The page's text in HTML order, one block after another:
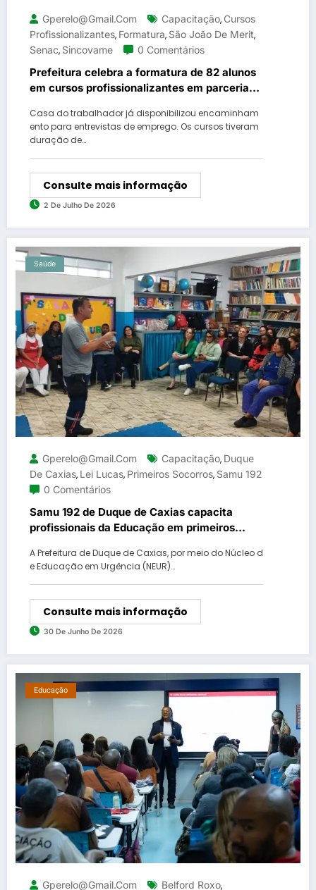
Gperelo@gmail.com Capacitação, Cursos
Profissionalizantes, Formatura, São João De Merit,
Senac, Sincovame 0 Comentários
Prefeitura celebra a formatura de 82 alunos
em cursos profissionalizantes em parceria
Casa do trabalhador já disponibilizou encaminham
ento para entrevistas de emprego. Os cursos tiveram
duração de…
Consulte mais informação
2 De Julho De 2026
Saúde
Gperelo@gmail.com Capacitação, Duque
De Caxias, Lei Lucas, Primeiros Socorros, Samu 192
0 Comentários
Samu 192 de Duque de Caxias capacita
profissionais da Educação em primeiros
A Prefeitura de Duque de Caxias, por meio do Núcleo d
e Educação em Urgência (NEUR)…
Consulte mais informação
30 De Junho De 2026
Educação
Gperelo@gmail.com Belford Roxo,